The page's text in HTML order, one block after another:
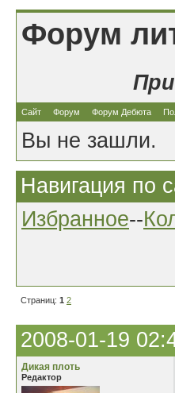
Форум
Сайт Форум Форум Дебюта
Вы не зашли.
Навигация по
Избранное--
Страниц: 1 2
2008-01-19
Дикая плоть
Редактор